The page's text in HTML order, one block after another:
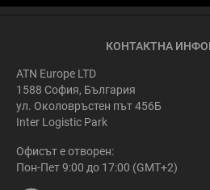
КОНТАКТНА
ATN Europe LTD
1588 София, България
ул. Околовръстен път 456Б
Inter Logistic Park
Офисът е отворен:
Пон-Пет 9:00 до 17:00 (GMT+2)